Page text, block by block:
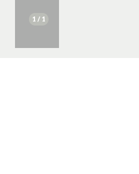
1 / 1